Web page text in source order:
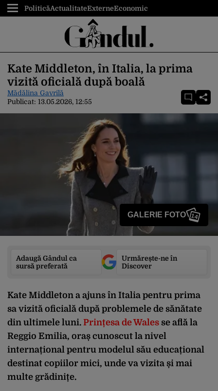
PoliticăActualitateExterneEconomic
Kate Middleton, în Italia, la prima
vizită oficială după boală
Mădălina Gavrilă
Publicat: 13.05.2026, 12:55
GALERIE FOTO 14
Adaugă Gândul ca
sursă preferată
Urmărește-ne în
Discover
Kate Middleton a ajuns în Italia pentru prima
sa vizită oficială după problemele de sănătate
din ultimele luni. Prințesa de Wales se află la
Reggio Emilia, oraș cunoscut la nivel
internațional pentru modelul său educațional
destinat copiilor mici, unde va vizita și mai
multe grădinițe.